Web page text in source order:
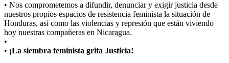
• Nos comprometemos a difundir, denunciar y exigir justicia desde
nuestros propios espacios de resistencia feminista la situación de
Honduras, así como las violencias y represión que están viviendo
hoy nuestras compañeras en Nicaragua.
•
• ¡La siembra feminista grita Justicia!